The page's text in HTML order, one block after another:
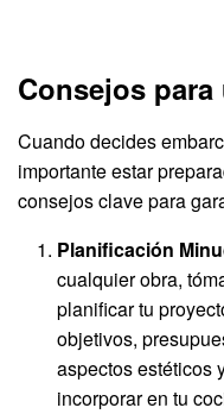
Consejos
Cuando decides
importante estar
consejos clave para
Planificación
cualquier obra,
planificar tu
objetivos,
aspectos estéticos
incorporar en tu